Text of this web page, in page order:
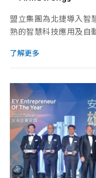
盟立集團為北捷導入智
熟的智慧科技應用及自
了解更多